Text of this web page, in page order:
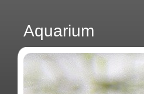
Aquarium